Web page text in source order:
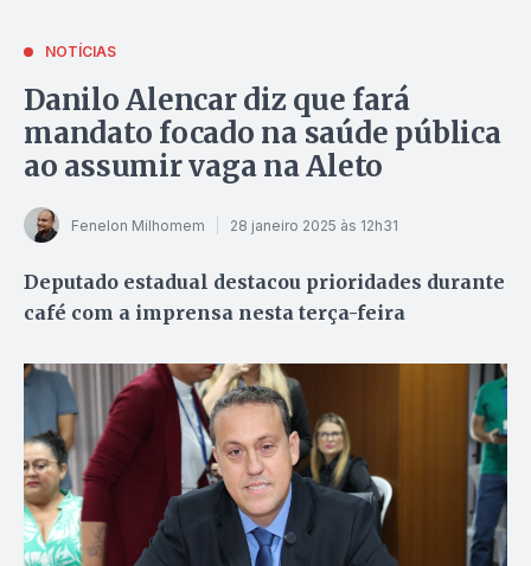
NOTÍCIAS
Danilo Alencar diz que fará
mandato focado na saúde pública
ao assumir vaga na Aleto
Fenelon Milhomem 28 janeiro 2025 às 12h31
Deputado estadual destacou prioridades durante
café com a imprensa nesta terça-feira